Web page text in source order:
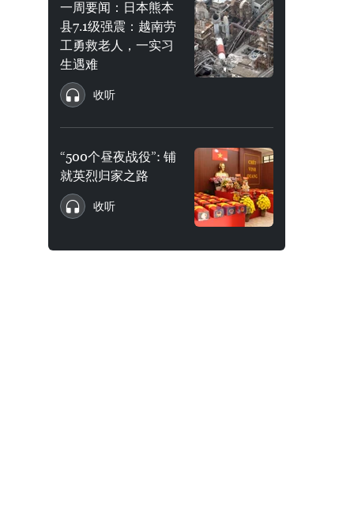
一周要闻：日本熊本
县7.1级强震：越南劳
工勇救老人，一实习
生遇难
收听
“500个昼夜战役”: 铺
就英烈归家之路
收听